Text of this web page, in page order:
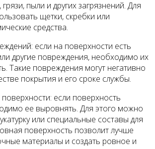
пыли и других загрязнений. Для
щетки, скребки или
средства.
если на поверхности есть
другие повреждения, необходимо их
Такие повреждения могут негативно
покрытия и его сроке службы.
если поверхность
ее выровнять. Для этого можно
или специальные составы для
поверхность позволит лучше
материалы и создать ровное и